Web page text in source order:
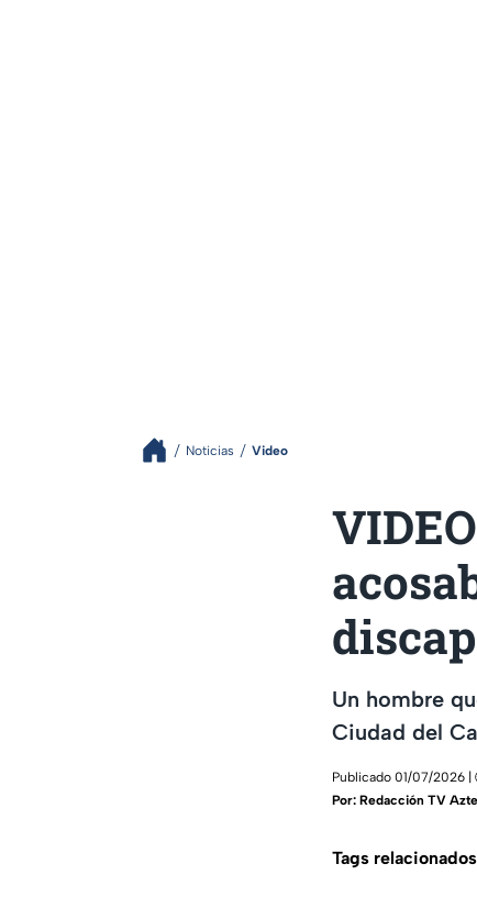
Noticias Video
Un hombre
Ciudad del
Publicado 01/07/2026 |
Por: Redacción TV
Tags relacionados